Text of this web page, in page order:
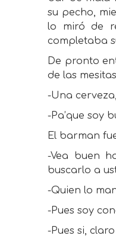
su pecho,
lo miró de
completaba
De pronto
de las
-Una
-Pa’que soy
El barman
-Vea buen
buscarlo a
-Quien lo
-Pues soy
-Pues si,